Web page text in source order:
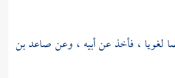
لغويا ، فأخذ عن أبيه ، وعنصاعد بن